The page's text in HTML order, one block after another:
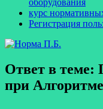
курс
Регистрация
Ответ в теме:
при